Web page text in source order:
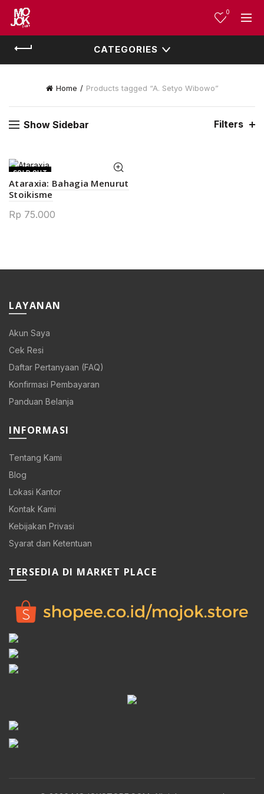
0
CATEGORIES
Home Products tagged “A. Setyo Wibowo”
Show Sidebar Filters
SOLD OUT
Ataraxia: Bahagia Menurut
Stoikisme
Rp 75.000
LAYANAN
Akun Saya
Cek Resi
Daftar Pertanyaan (FAQ)
Konfirmasi Pembayaran
Panduan Belanja
INFORMASI
Tentang Kami
Blog
Lokasi Kantor
Kontak Kami
Kebijakan Privasi
Syarat dan Ketentuan
TERSEDIA DI MARKET PLACE